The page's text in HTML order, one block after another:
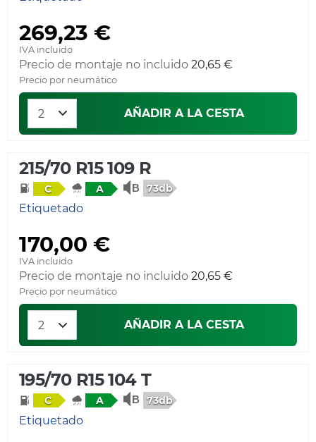
269,23 €
IVA incluido
Precio de montaje no incluido 20,65 €
Precio por neumático
AÑADIR A LA CESTA
215/70 R15 109 R
C A 73db
Etiquetado
170,00 €
IVA incluido
Precio de montaje no incluido 20,65 €
Precio por neumático
AÑADIR A LA CESTA
195/70 R15 104 T
C A 73db
Etiquetado